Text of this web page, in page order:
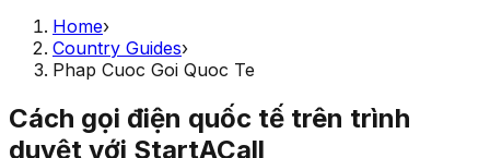
Home›
Country Guides›
Phap Cuoc Goi Quoc Te
Cách gọi điện quốc tế trên trình
duyệt với StartACall